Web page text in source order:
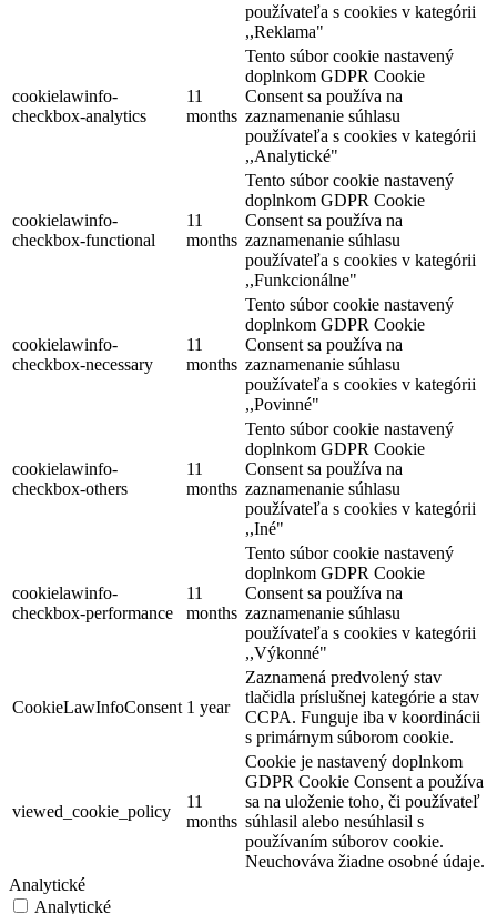
Hotel
používateľa s cookies v kategórii
,,Reklama"
cookielawinfo-
checkbox-analytics
11
months
Tento súbor cookie nastavený
doplnkom GDPR Cookie
Consent sa používa na
zaznamenanie súhlasu
používateľa s cookies v kategórii
,,Analytické"
cookielawinfo-
checkbox-functional
11
months
Tento súbor cookie nastavený
doplnkom GDPR Cookie
Consent sa používa na
zaznamenanie súhlasu
používateľa s cookies v kategórii
,,Funkcionálne"
cookielawinfo-
checkbox-necessary
11
months
Tento súbor cookie nastavený
doplnkom GDPR Cookie
Consent sa používa na
zaznamenanie súhlasu
používateľa s cookies v kategórii
,,Povinné"
cookielawinfo-
checkbox-others
11
months
Tento súbor cookie nastavený
doplnkom GDPR Cookie
Consent sa používa na
zaznamenanie súhlasu
používateľa s cookies v kategórii
,,Iné"
cookielawinfo-
checkbox-performance
11
months
Tento súbor cookie nastavený
doplnkom GDPR Cookie
Consent sa používa na
zaznamenanie súhlasu
používateľa s cookies v kategórii
,,Výkonné"
CookieLawInfoConsent 1 year
Zaznamená predvolený stav
tlačidla príslušnej kategórie a stav
CCPA. Funguje iba v koordinácii
s primárnym súborom cookie.
viewed_cookie_policy
11
months
Cookie je nastavený doplnkom
GDPR Cookie Consent a používa
sa na uloženie toho, či používateľ
súhlasil alebo nesúhlasil s
používaním súborov cookie.
Neuchováva žiadne osobné údaje.
Analytické
Analytické